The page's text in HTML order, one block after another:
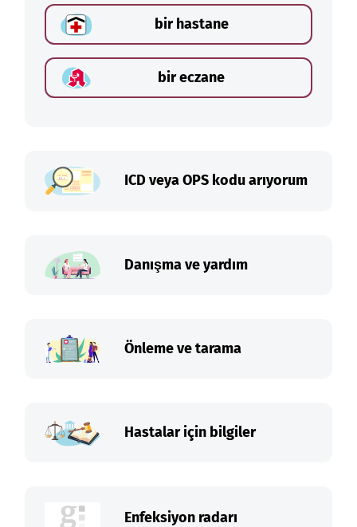
bir hastane
bir eczane
ICD veya OPS kodu arıyorum
Danışma ve yardım
Önleme ve tarama
Hastalar için bilgiler
Enfeksiyon radarı